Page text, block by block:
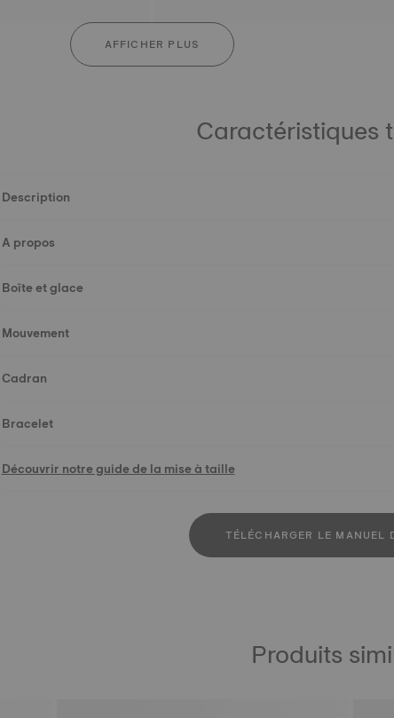
AFFICHER PLUS
Caractéristiques
Description
A propos
Boîte et glace
Mouvement
Cadran
Bracelet
Découvrir notre guide de la mise à taille
TÉLÉCHARGER LE MANUEL
Produits